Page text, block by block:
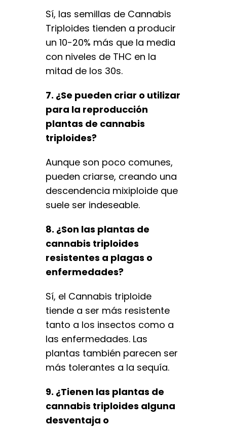
Sí, las semillas de Cannabis
Triploides tienden a producir
un 10-20% más que la media
con niveles de THC en la
mitad de los 30s.
7. ¿Se pueden criar o utilizar
para la reproducción
plantas de cannabis
triploides?
Aunque son poco comunes,
pueden criarse, creando una
descendencia mixiploide que
suele ser indeseable.
8. ¿Son las plantas de
cannabis triploides
resistentes a plagas o
enfermedades?
Sí, el Cannabis triploide
tiende a ser más resistente
tanto a los insectos como a
las enfermedades. Las
plantas también parecen ser
más tolerantes a la sequía.
9. ¿Tienen las plantas de
cannabis triploides alguna
desventaja o